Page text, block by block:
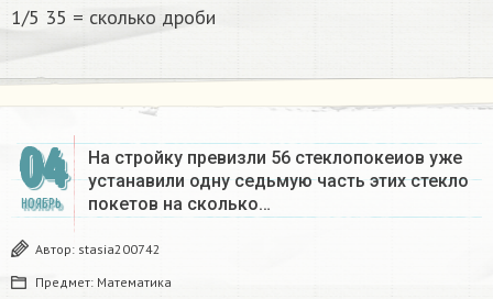
1/5 35 = сколько дроби
04
НОЯБРЬ
На стройку превизли 56 стеклопокеиов уже
устанавили одну седьмую часть этих стекло
покетов на сколько…
Автор: stasia200742
Предмет: Математика